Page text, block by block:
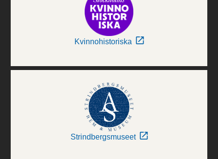
Kvinnohistoriska
Strindbergsmuseet